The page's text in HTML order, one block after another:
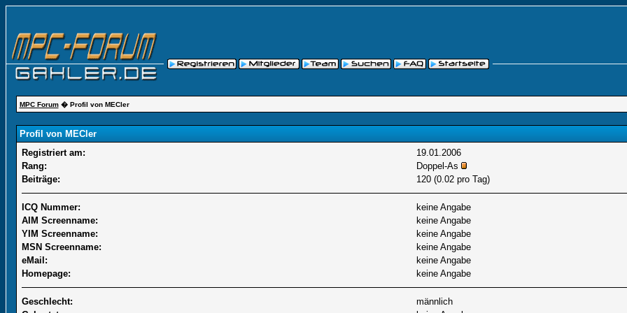
MPC Forum� Profil von MECler
Profil von MECler
Registriert am:
19.01.2006
Rang:
Doppel-As
Beiträge:
120 (0.02 pro Tag)
ICQ Nummer:
keine Angabe
AIM Screenname:
keine Angabe
YIM Screenname:
keine Angabe
MSN Screenname:
keine Angabe
eMail:
keine Angabe
Homepage:
keine Angabe
Geschlecht:
männlich